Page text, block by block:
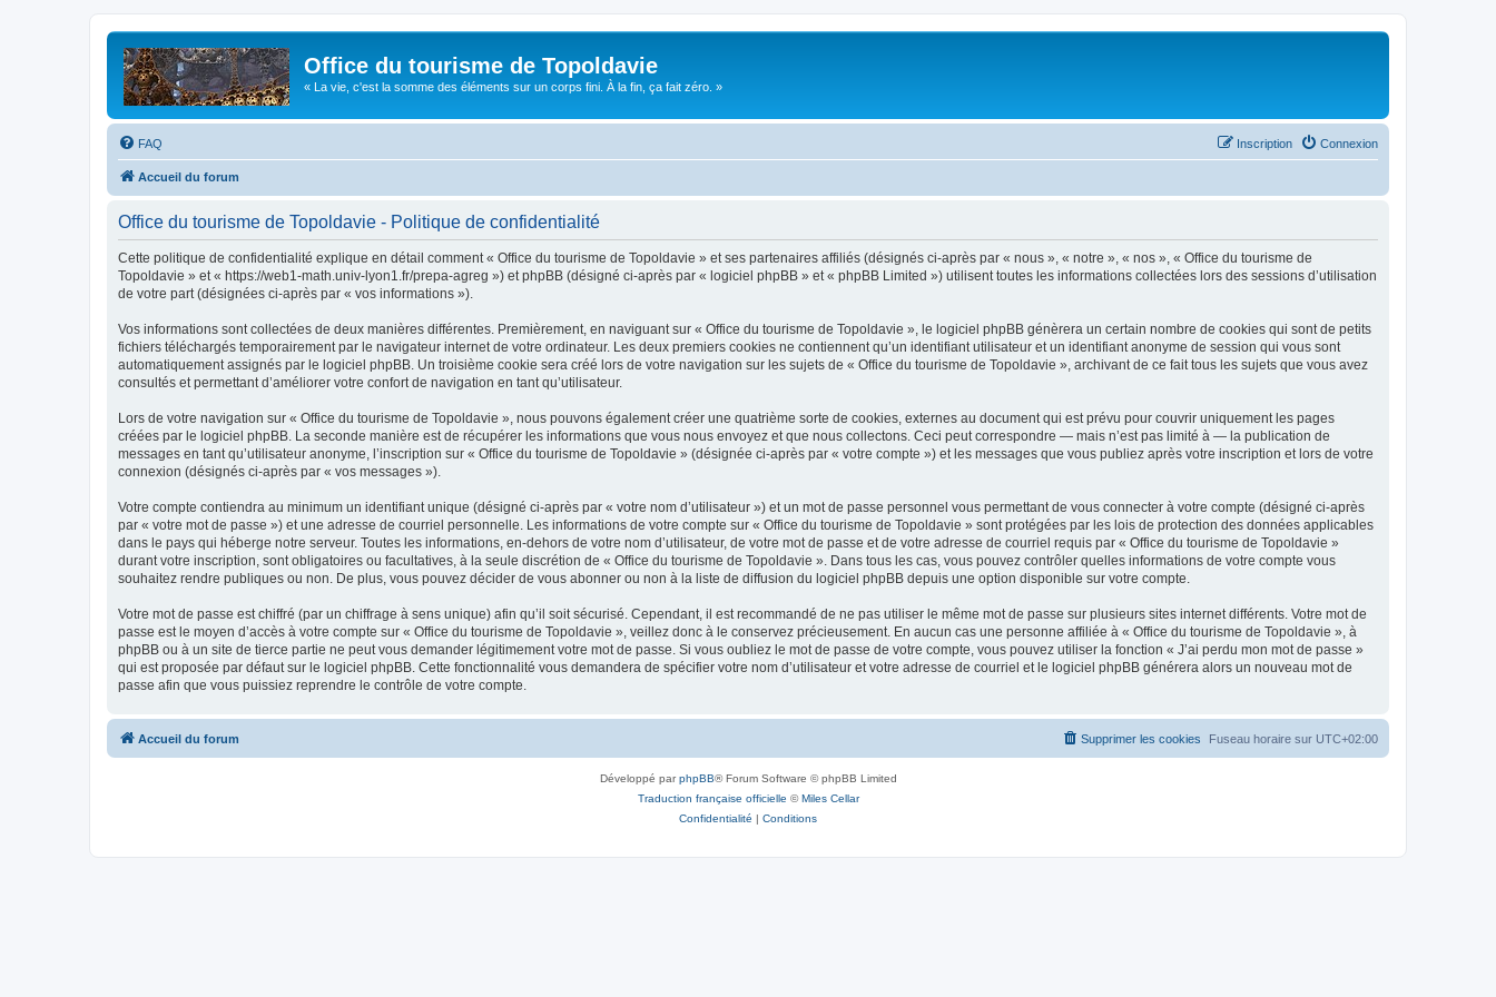
Office du tourisme de Topoldavie
« La vie, c'est la somme des éléments sur un corps fini. À la fin, ça fait zéro. »
FAQ Connexion
Inscription
Accueil du forum
Office du tourisme de Topoldavie - Politique de confidentialité
Cette politique de confidentialité explique en détail comment « Office du tourisme de Topoldavie » et ses partenaires affiliés (désignés ci-après par « nous », « notre », « nos », « Office du tourisme de
Topoldavie » et « https://web1-math.univ-lyon1.fr/prepa-agreg ») et phpBB (désigné ci-après par « logiciel phpBB » et « phpBB Limited ») utilisent toutes les informations collectées lors des sessions d’utilisation
de votre part (désignées ci-après par « vos informations »).
Vos informations sont collectées de deux manières différentes. Premièrement, en naviguant sur « Office du tourisme de Topoldavie », le logiciel phpBB génèrera un certain nombre de cookies qui sont de petits
fichiers téléchargés temporairement par le navigateur internet de votre ordinateur. Les deux premiers cookies ne contiennent qu’un identifiant utilisateur et un identifiant anonyme de session qui vous sont
automatiquement assignés par le logiciel phpBB. Un troisième cookie sera créé lors de votre navigation sur les sujets de « Office du tourisme de Topoldavie », archivant de ce fait tous les sujets que vous avez
consultés et permettant d’améliorer votre confort de navigation en tant qu’utilisateur.
Lors de votre navigation sur « Office du tourisme de Topoldavie », nous pouvons également créer une quatrième sorte de cookies, externes au document qui est prévu pour couvrir uniquement les pages
créées par le logiciel phpBB. La seconde manière est de récupérer les informations que vous nous envoyez et que nous collectons. Ceci peut correspondre — mais n’est pas limité à — la publication de
messages en tant qu’utilisateur anonyme, l’inscription sur « Office du tourisme de Topoldavie » (désignée ci-après par « votre compte ») et les messages que vous publiez après votre inscription et lors de votre
connexion (désignés ci-après par « vos messages »).
Votre compte contiendra au minimum un identifiant unique (désigné ci-après par « votre nom d’utilisateur ») et un mot de passe personnel vous permettant de vous connecter à votre compte (désigné ci-après
par « votre mot de passe ») et une adresse de courriel personnelle. Les informations de votre compte sur « Office du tourisme de Topoldavie » sont protégées par les lois de protection des données applicables
dans le pays qui héberge notre serveur. Toutes les informations, en-dehors de votre nom d’utilisateur, de votre mot de passe et de votre adresse de courriel requis par « Office du tourisme de Topoldavie »
durant votre inscription, sont obligatoires ou facultatives, à la seule discrétion de « Office du tourisme de Topoldavie ». Dans tous les cas, vous pouvez contrôler quelles informations de votre compte vous
souhaitez rendre publiques ou non. De plus, vous pouvez décider de vous abonner ou non à la liste de diffusion du logiciel phpBB depuis une option disponible sur votre compte.
Votre mot de passe est chiffré (par un chiffrage à sens unique) afin qu’il soit sécurisé. Cependant, il est recommandé de ne pas utiliser le même mot de passe sur plusieurs sites internet différents. Votre mot de
passe est le moyen d’accès à votre compte sur « Office du tourisme de Topoldavie », veillez donc à le conservez précieusement. En aucun cas une personne affiliée à « Office du tourisme de Topoldavie », à
phpBB ou à un site de tierce partie ne peut vous demander légitimement votre mot de passe. Si vous oubliez le mot de passe de votre compte, vous pouvez utiliser la fonction « J’ai perdu mon mot de passe »
qui est proposée par défaut sur le logiciel phpBB. Cette fonctionnalité vous demandera de spécifier votre nom d’utilisateur et votre adresse de courriel et le logiciel phpBB générera alors un nouveau mot de
passe afin que vous puissiez reprendre le contrôle de votre compte.
Accueil du forum Fuseau horaire sur UTC+02:00
Supprimer les cookies
Développé parphpBB® Forum Software © phpBB Limited
Traduction française officielle ©Miles Cellar
Confidentialité | Conditions